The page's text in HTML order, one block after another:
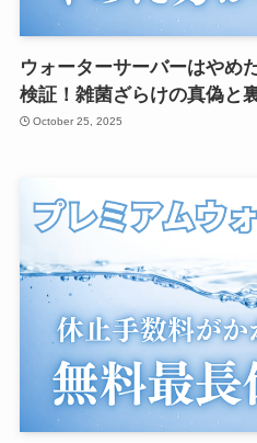
ウォーターサーバーはやめ
検証！雑菌ざらけの真偽と
October 25, 2025